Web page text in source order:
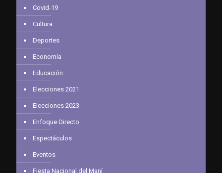
Covid-19
Cultura
Deportes
Economía
Educación
Elecciones 2021
Elecciones 2023
Enfoque Directo
Espectáculos
Eventos
Fiesta Nacional del Maní